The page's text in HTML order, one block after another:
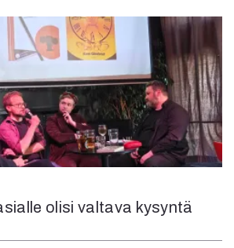
olisi valtava kysyntä